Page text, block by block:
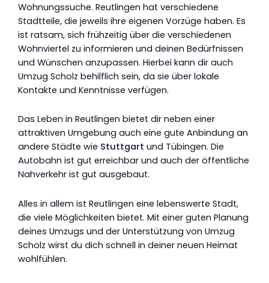
Wohnungssuche. Reutlingen hat verschiedene
Stadtteile, die jeweils ihre eigenen Vorzüge haben. Es
ist ratsam, sich frühzeitig über die verschiedenen
Wohnviertel zu informieren und deinen Bedürfnissen
und Wünschen anzupassen. Hierbei kann dir auch
Umzug Scholz behilflich sein, da sie über lokale
Kontakte und Kenntnisse verfügen.
Das Leben in Reutlingen bietet dir neben einer
attraktiven Umgebung auch eine gute Anbindung an
andere Städte wie Stuttgart und Tübingen. Die
Autobahn ist gut erreichbar und auch der öffentliche
Nahverkehr ist gut ausgebaut.
Alles in allem ist Reutlingen eine lebenswerte Stadt,
die viele Möglichkeiten bietet. Mit einer guten Planung
deines Umzugs und der Unterstützung von Umzug
Scholz wirst du dich schnell in deiner neuen Heimat
wohlfühlen.